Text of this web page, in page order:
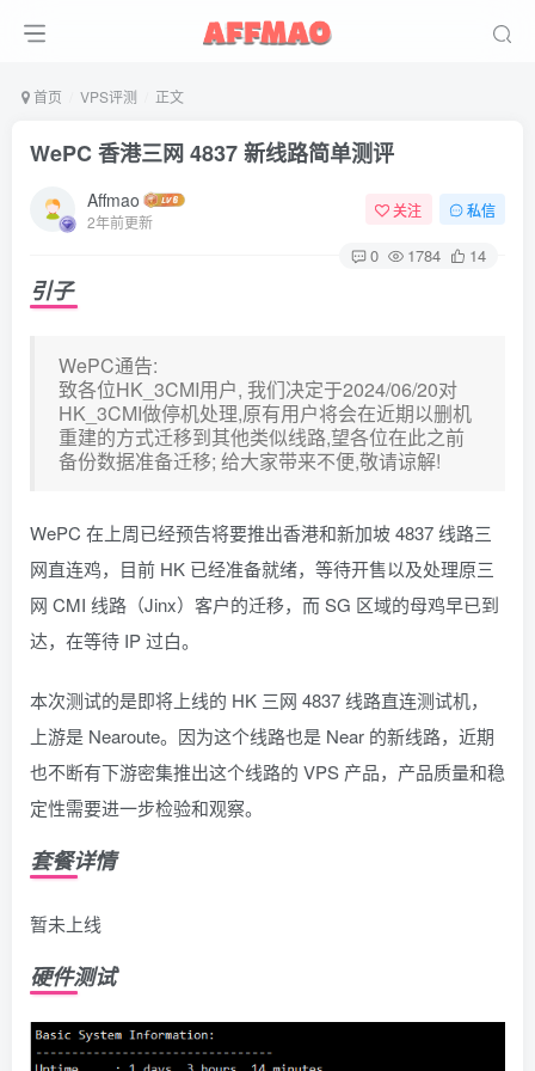
首页 VPS评测 正文
WePC 香港三网 4837 新线路简单测评
Affmao
2年前更新
关注 私信
0 1784 14
引子
WePC通告:
致各位HK_3CMI用户, 我们决定于2024/06/20对
HK_3CMI做停机处理,原有用户将会在近期以删机
重建的方式迁移到其他类似线路,望各位在此之前
备份数据准备迁移; 给大家带来不便,敬请谅解!
WePC 在上周已经预告将要推出香港和新加坡 4837 线路三
网直连鸡，目前 HK 已经准备就绪，等待开售以及处理原三
网 CMI 线路（Jinx）客户的迁移，而 SG 区域的母鸡早已到
达，在等待 IP 过白。
本次测试的是即将上线的 HK 三网 4837 线路直连测试机，
上游是 Nearoute。因为这个线路也是 Near 的新线路，近期
也不断有下游密集推出这个线路的 VPS 产品，产品质量和稳
定性需要进一步检验和观察。
套餐详情
暂未上线
硬件测试